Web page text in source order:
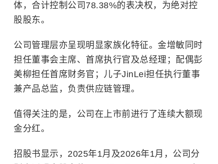
体，合计控制公司78.38%的表决权，为绝对控
股股东。
公司管理层亦呈现明显家族化特征。金增敏同时
担任董事会主席、首席执行官及总经理；配偶彭
美柳担任首席财务官；儿子JinLei担任执行董事
兼产品总监，负责供应链管理。
值得关注的是，公司在上市前进行了连续大额现
金分红。
招股书显示，2025年1月及2026年1月，公司分